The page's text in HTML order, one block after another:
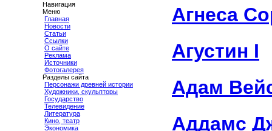
Навигация
Меню
Главная
Новости
Статьи
Ссылки
О сайте
Реклама
Источники
Фотогалерея
Разделы сайта
Персонажи древней истории
Художники, скульпторы
Государство
Телевидение
Литература
Кино, театр
Экономика
Агнеса
Агустин I
Адам
Аддамс